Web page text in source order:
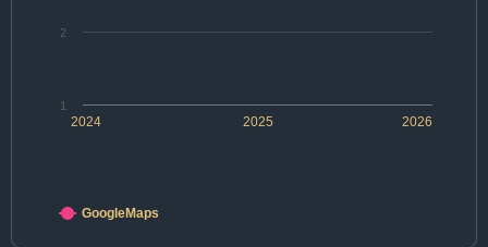
2024 2025 2026
1
2
GoogleMaps